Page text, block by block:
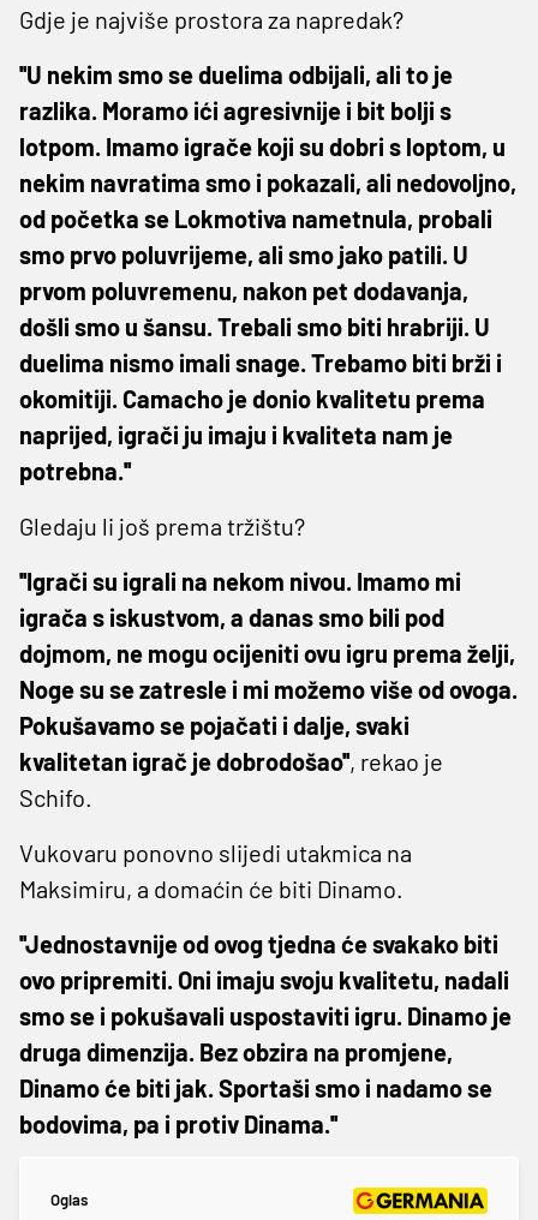
Gdje je najviše prostora za napredak?
''U nekim smo se duelima odbijali, ali to je
razlika. Moramo ići agresivnije i bit bolji s
lotpom. Imamo igrače koji su dobri s loptom, u
nekim navratima smo i pokazali, ali nedovoljno,
od početka se Lokmotiva nametnula, probali
smo prvo poluvrijeme, ali smo jako patili. U
prvom poluvremenu, nakon pet dodavanja,
došli smo u šansu. Trebali smo biti hrabriji. U
duelima nismo imali snage. Trebamo biti brži i
okomitiji. Camacho je donio kvalitetu prema
naprijed, igrači ju imaju i kvaliteta nam je
potrebna.''
Gledaju li još prema tržištu?
''Igrači su igrali na nekom nivou. Imamo mi
igrača s iskustvom, a danas smo bili pod
dojmom, ne mogu ocijeniti ovu igru prema želji,
Noge su se zatresle i mi možemo više od ovoga.
Pokušavamo se pojačati i dalje, svaki
kvalitetan igrač je dobrodošao'', rekao je
Schifo.
Vukovaru ponovno slijedi utakmica na
Maksimiru, a domaćin će biti Dinamo.
''Jednostavnije od ovog tjedna će svakako biti
ovo pripremiti. Oni imaju svoju kvalitetu, nadali
smo se i pokušavali uspostaviti igru. Dinamo je
druga dimenzija. Bez obzira na promjene,
Dinamo će biti jak. Sportaši smo i nadamo se
bodovima, pa i protiv Dinama.''
Oglas